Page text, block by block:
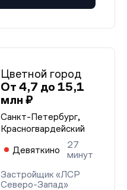
Цветной город
От 4,7 до 15,1
млн ₽
Санкт-Петербург,
Красногвардейский
Девяткино
27
минут
Застройщик «ЛСР
Северо-Запад»